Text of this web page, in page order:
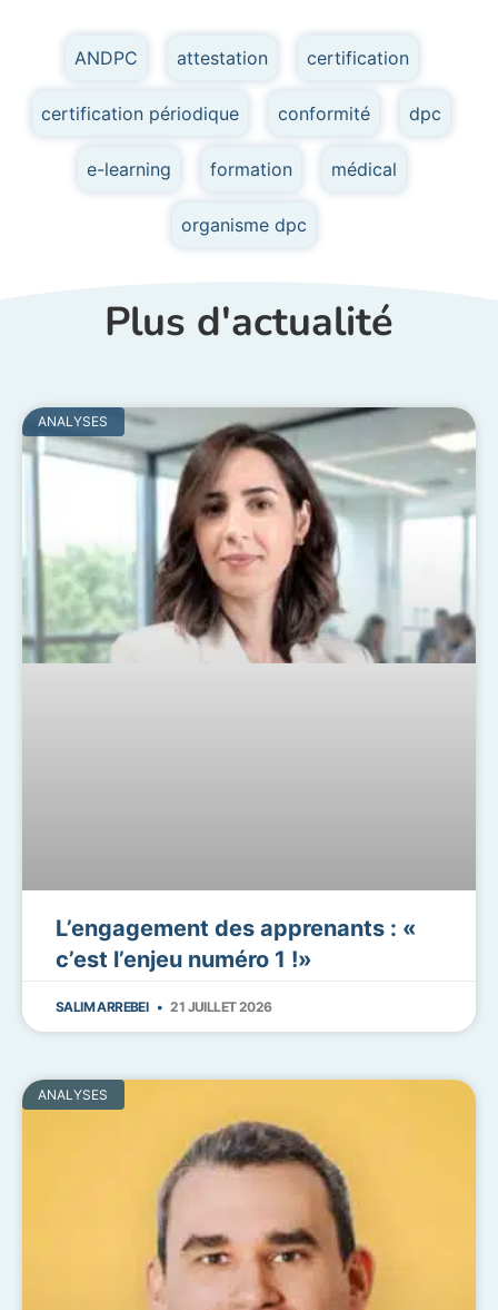
ANDPC attestation certification
certification périodique conformité dpc
e-learning formation médical
organisme dpc
Plus d'actualité
ANALYSES
L’engagement des apprenants : «
c’est l’enjeu numéro 1 !»
SALIM ARREBEI 21 JUILLET 2026
ANALYSES